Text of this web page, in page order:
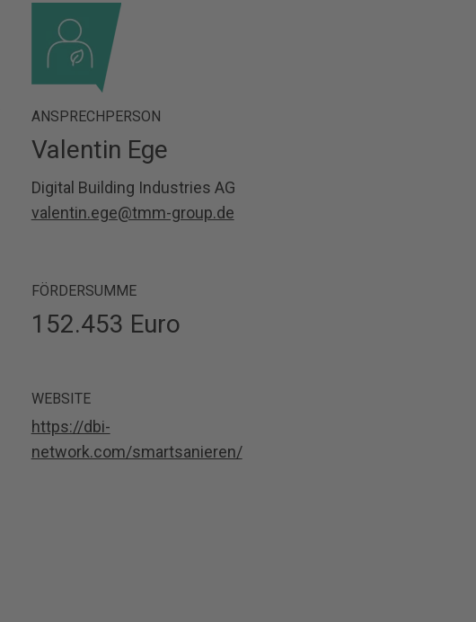
ANSPRECHPERSON
Valentin Ege
Digital Building Industries AG
valentin.ege@tmm-group.de
FÖRDERSUMME
152.453 Euro
WEBSITE
https://dbi-
network.com/smartsanieren/